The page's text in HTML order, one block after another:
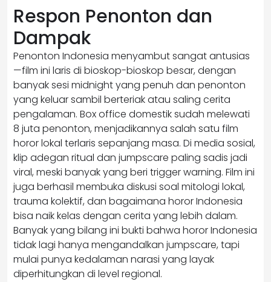
Respon Penonton dan
Dampak
Penonton Indonesia menyambut sangat antusias
—film ini laris di bioskop-bioskop besar, dengan
banyak sesi midnight yang penuh dan penonton
yang keluar sambil berteriak atau saling cerita
pengalaman. Box office domestik sudah melewati
8 juta penonton, menjadikannya salah satu film
horor lokal terlaris sepanjang masa. Di media sosial,
klip adegan ritual dan jumpscare paling sadis jadi
viral, meski banyak yang beri trigger warning. Film ini
juga berhasil membuka diskusi soal mitologi lokal,
trauma kolektif, dan bagaimana horor Indonesia
bisa naik kelas dengan cerita yang lebih dalam.
Banyak yang bilang ini bukti bahwa horor Indonesia
tidak lagi hanya mengandalkan jumpscare, tapi
mulai punya kedalaman narasi yang layak
diperhitungkan di level regional.